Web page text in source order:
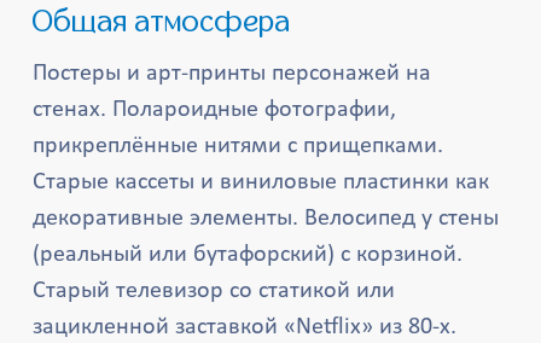
Общая атмосфера
Постеры и арт-принты персонажей на
стенах. Полароидные фотографии,
прикреплённые нитями с прищепками.
Старые кассеты и виниловые пластинки как
декоративные элементы. Велосипед у стены
(реальный или бутафорский) с корзиной.
Старый телевизор со статикой или
зацикленной заставкой «Netflix» из 80-х.